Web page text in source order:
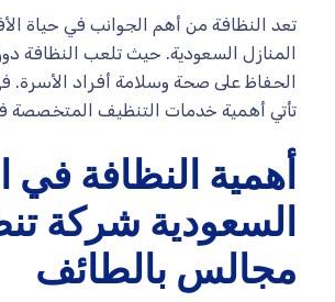
تعد النظافة من أهم الجوانب في حياة
المنازل السعودية. حيث تلعب النظافة
الحفاظ على صحة وسلامة أفراد الأسرة.
تأتي أهمية خدمات التنظيف المتخصصة
أهمية النظافة في
السعودية شركة
مجالس بالطائف